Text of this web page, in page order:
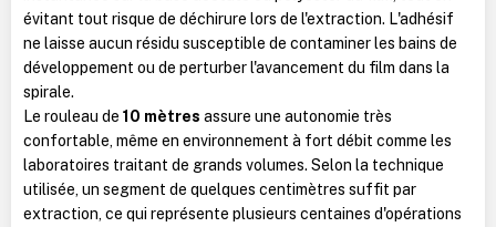
évitant tout risque de déchirure lors de l'extraction. L'adhésif
ne laisse aucun résidu susceptible de contaminer les bains de
développement ou de perturber l'avancement du film dans la
spirale.
Le rouleau de 10 mètres assure une autonomie très
confortable, même en environnement à fort débit comme les
laboratoires traitant de grands volumes. Selon la technique
utilisée, un segment de quelques centimètres suffit par
extraction, ce qui représente plusieurs centaines d'opérations